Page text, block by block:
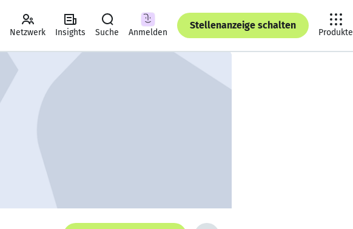
Netzwerk Insights Suche Anmelden
Stellenanzeige schalten
Produkte